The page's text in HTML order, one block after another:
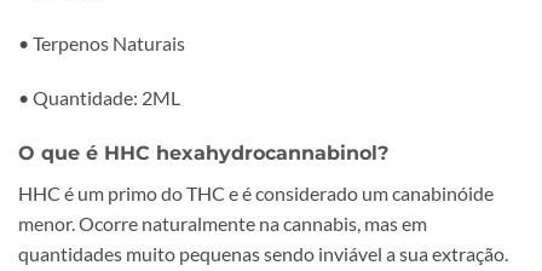
• Terpenos Naturais
• Quantidade: 2ML
O que é HHC hexahydrocannabinol?
HHC é um primo do THC e é considerado um canabinóide
menor. Ocorre naturalmente na cannabis, mas em
quantidades muito pequenas sendo inviável a sua extração.